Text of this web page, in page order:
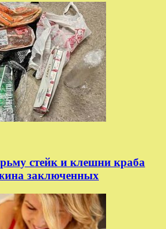
стейк и клешни краба
заключенных